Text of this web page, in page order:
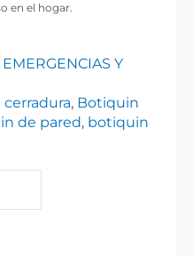
en el hogar.
EMERGENCIAS Y
, Botiquin
de pared, botiquin